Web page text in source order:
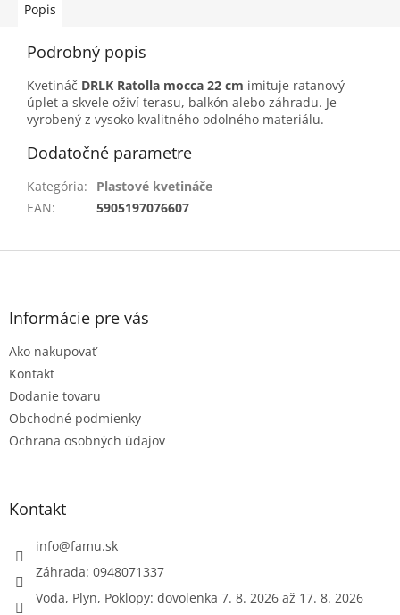
Popis
Podrobný popis
Kvetináč DRLK Ratolla mocca 22 cm imituje ratanový
úplet a skvele oživí terasu, balkón alebo záhradu. Je
vyrobený z vysoko kvalitného odolného materiálu.
Dodatočné parametre
Kategória:
Plastové kvetináče
EAN: 5905197076607
Z
Informácie pre vás
Ako nakupovať
Kontakt
Dodanie tovaru
Obchodné podmienky
Ochrana osobných údajov
Kontakt
info@famu.sk
Záhrada: 0948071337
Voda, Plyn, Poklopy: dovolenka 7. 8. 2026 až 17. 8. 2026